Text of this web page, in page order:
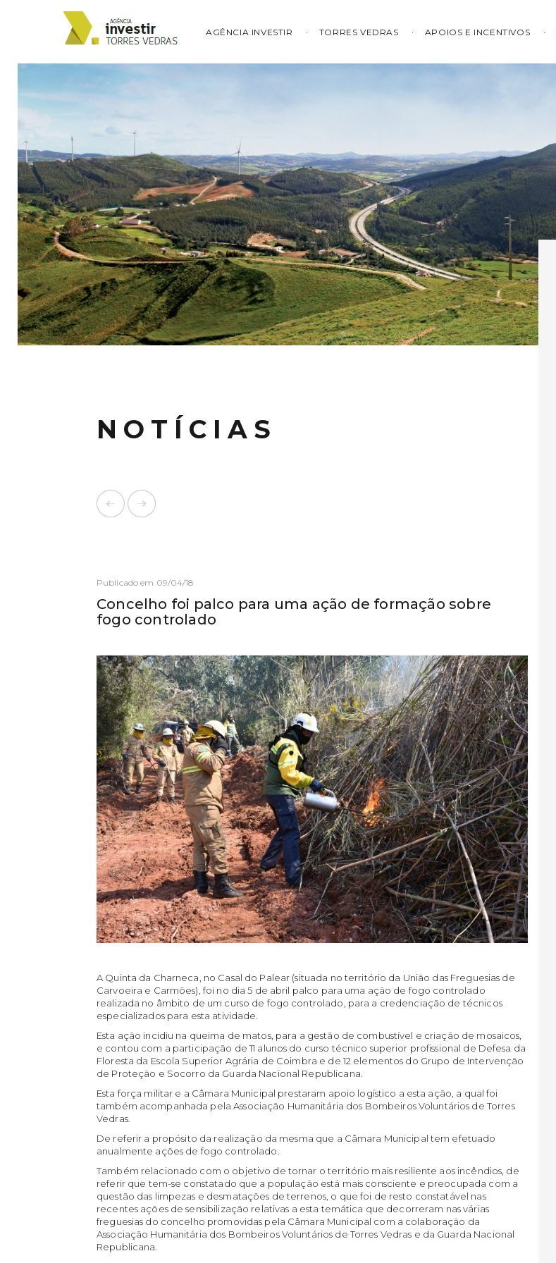
AGÊNCIA INVESTIR TORRES VEDRAS APOIOS E INCENTIVOS
NOTÍCIAS
Publicado em 09/04/18
Concelho foi palco para uma ação de formação sobre
fogo controlado
A Quinta da Charneca, no Casal do Palear (situada no território da União das Freguesias de
Carvoeira e Carmões), foi no dia 5 de abril palco para uma ação de fogo controlado
realizada no âmbito de um curso de fogo controlado, para a credenciação de técnicos
especializados para esta atividade.
Esta ação incidiu na queima de matos, para a gestão de combustível e criação de mosaicos,
e contou com a participação de 11 alunos do curso técnico superior profissional de Defesa da
Floresta da Escola Superior Agrária de Coimbra e de 12 elementos do Grupo de Intervenção
de Proteção e Socorro da Guarda Nacional Republicana.
Esta força militar e a Câmara Municipal prestaram apoio logístico a esta ação, a qual foi
também acompanhada pela Associação Humanitária dos Bombeiros Voluntários de Torres
Vedras.
De referir a propósito da realização da mesma que a Câmara Municipal tem efetuado
anualmente ações de fogo controlado.
Também relacionado com o objetivo de tornar o território mais resiliente aos incêndios, de
referir que tem-se constatado que a população está mais consciente e preocupada com a
questão das limpezas e desmatações de terrenos, o que foi de resto constatável nas
recentes ações de sensibilização relativas a esta temática que decorreram nas várias
freguesias do concelho promovidas pela Câmara Municipal com a colaboração da
Associação Humanitária dos Bombeiros Voluntários de Torres Vedras e da Guarda Nacional
Republicana.